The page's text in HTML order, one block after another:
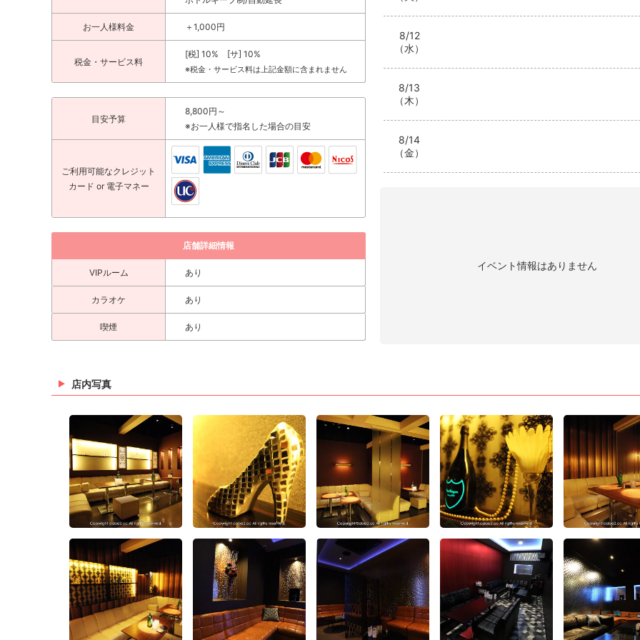
8/12
（水）
8/13
（木）
8/14
（金）
イベント情報はありません
お一人様料金 ＋1,000円
税金・サービス料
[税] 10% [サ] 10%
※税金・サービス料は上記金額に含まれません
目安予算
8,800円～
※お一人様で指名した場合の目安
ご利用可能なクレジット
カード or 電子マネー
店舗詳細情報
VIPルーム あり
カラオケ あり
喫煙 あり
店内写真